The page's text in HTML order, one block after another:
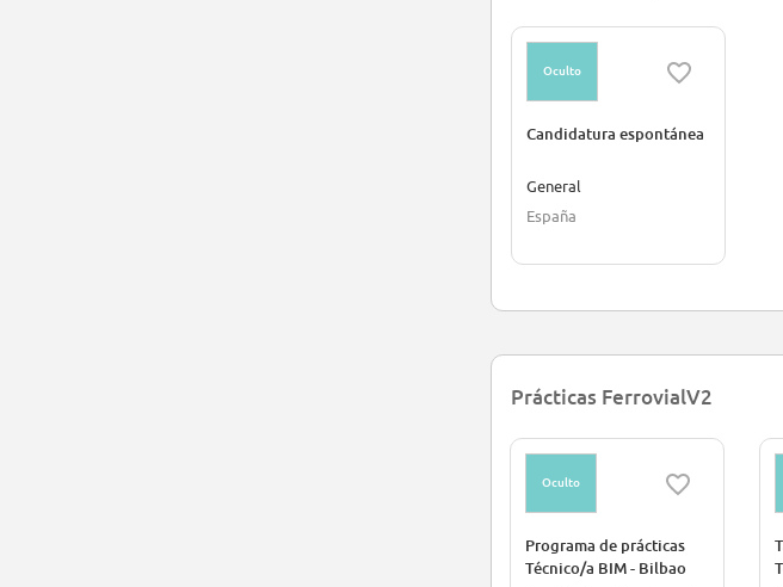
Oculto
Candidatura espontánea
General
España
Prácticas FerrovialV2
Oculto
Programa de prácticas
Técnico/a BIM - Bilbao